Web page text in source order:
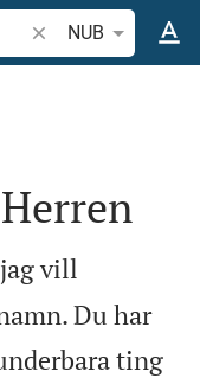
Sök bibelvers eller
NUB
vill
Du har
ting